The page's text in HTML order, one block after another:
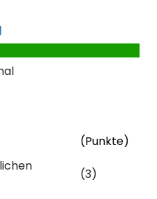
mit
(Punkte)
(3)